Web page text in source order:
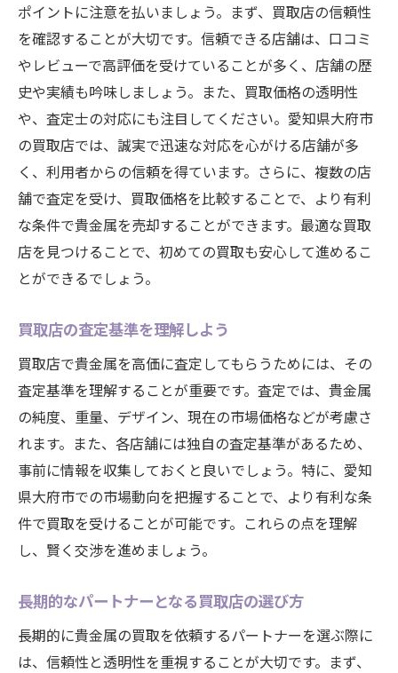
ポイントに注意を払いましょう。まず、買取店の信頼性
を確認することが大切です。信頼できる店舗は、口コミ
やレビューで高評価を受けていることが多く、店舗の歴
史や実績も吟味しましょう。また、買取価格の透明性
や、査定士の対応にも注目してください。愛知県大府市
の買取店では、誠実で迅速な対応を心がける店舗が多
く、利用者からの信頼を得ています。さらに、複数の店
舗で査定を受け、買取価格を比較することで、より有利
な条件で貴金属を売却することができます。最適な買取
店を見つけることで、初めての買取も安心して進めるこ
とができるでしょう。
買取店の査定基準を理解しよう
買取店で貴金属を高価に査定してもらうためには、その
査定基準を理解することが重要です。査定では、貴金属
の純度、重量、デザイン、現在の市場価格などが考慮さ
れます。また、各店舗には独自の査定基準があるため、
事前に情報を収集しておくと良いでしょう。特に、愛知
県大府市での市場動向を把握することで、より有利な条
件で買取を受けることが可能です。これらの点を理解
し、賢く交渉を進めましょう。
長期的なパートナーとなる買取店の選び方
長期的に貴金属の買取を依頼するパートナーを選ぶ際に
は、信頼性と透明性を重視することが大切です。まず、